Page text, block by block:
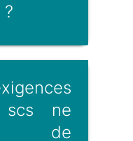
ne
de